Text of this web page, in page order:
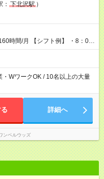
下北沢駅 ）
例】 ・8：00
WワークOK / 10名以上の大量
詳細へ
ンベルウッズ